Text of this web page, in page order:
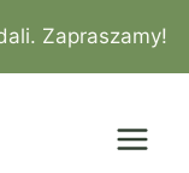
Zapraszamy!